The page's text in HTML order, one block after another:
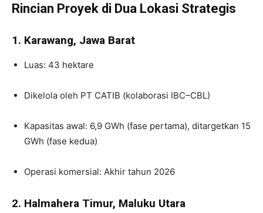
Rincian Proyek di Dua Lokasi Strategis
1. Karawang, Jawa Barat
Luas: 43 hektare
Dikelola oleh PT CATIB (kolaborasi IBC–CBL)
Kapasitas awal: 6,9 GWh (fase pertama), ditargetkan 15
GWh (fase kedua)
Operasi komersial: Akhir tahun 2026
2. Halmahera Timur, Maluku Utara